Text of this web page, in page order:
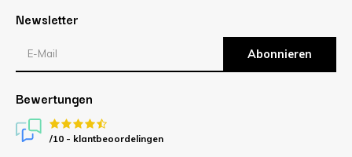
Newsletter
Abonnieren
Bewertungen
/10 - klantbeoordelingen